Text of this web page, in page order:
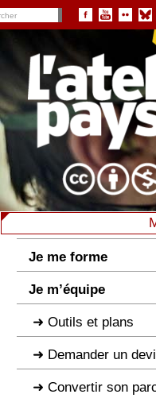
Je me forme
Je m’équipe
Outils et plans
Demander un
Convertir son